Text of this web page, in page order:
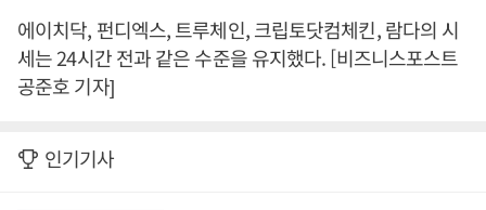
에이치닥, 펀디엑스, 트루체인, 크립토닷컴체킨, 람다의 시
세는 24시간 전과 같은 수준을 유지했다. [비즈니스포스트
공준호 기자]
인기기사